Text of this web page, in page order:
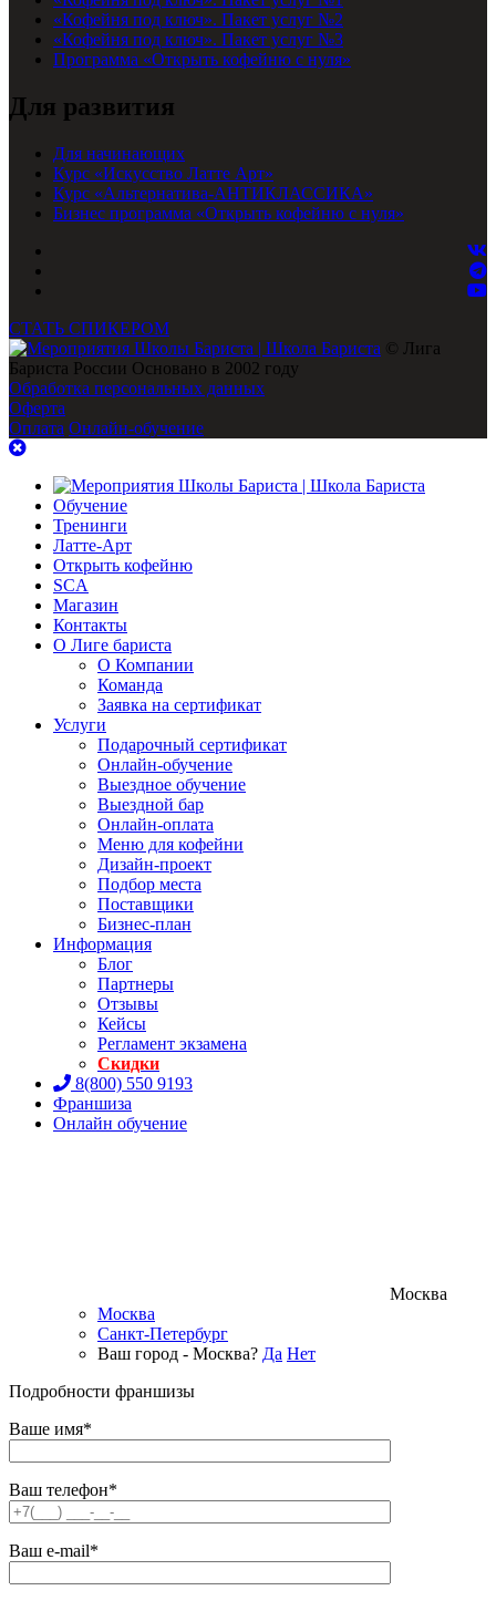
«Кофейня под ключ». Пакет услуг №2
«Кофейня под ключ». Пакет услуг №3
Программа «Открыть кофейню с нуля»
Для развития
Для начинающих
Курс «Искусство Латте Арт»
Курс «Альтернатива-АНТИКЛАССИКА»
Бизнес программа «Открыть кофейню с нуля»
СТАТЬ СПИКЕРОМ
© Лига
Бариста России Основано в 2002 году
Обработка персональных данных
Оферта
Оплата Онлайн-обучение
Обучение
Тренинги
Латте-Арт
Открыть кофейню
SCA
Магазин
Контакты
О Лиге бариста
О Компании
Команда
Заявка на сертификат
Услуги
Подарочный сертификат
Онлайн-обучение
Выездное обучение
Выездной бар
Онлайн-оплата
Меню для кофейни
Дизайн-проект
Подбор места
Поставщики
Бизнес-план
Информация
Блог
Партнеры
Отзывы
Кейсы
Регламент экзамена
Скидки
8(800) 550 9193
Франшиза
Онлайн обучение
Москва
Москва
Санкт-Петербург
Ваш город - Москва? Да Нет
Подробности франшизы
Ваше имя*
Ваш телефон*
Ваш e-mail*